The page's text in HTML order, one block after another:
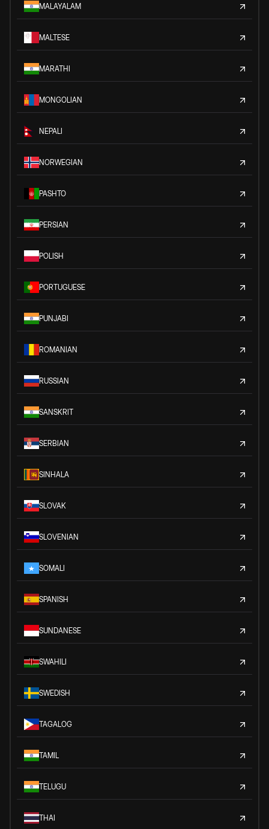
MALAYALAM
MALTESE
MARATHI
MONGOLIAN
NEPALI
NORWEGIAN
PASHTO
PERSIAN
POLISH
PORTUGUESE
PUNJABI
ROMANIAN
RUSSIAN
SANSKRIT
SERBIAN
SINHALA
SLOVAK
SLOVENIAN
SOMALI
SPANISH
SUNDANESE
SWAHILI
SWEDISH
TAGALOG
TAMIL
TELUGU
THAI